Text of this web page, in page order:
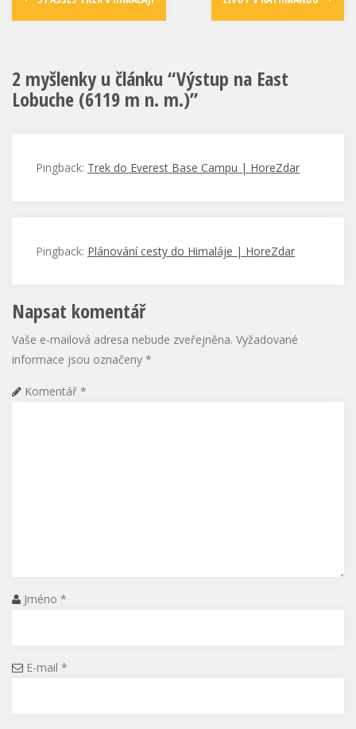
2 myšlenky u článku “Výstup na East
Lobuche (6119 m n. m.)”
Pingback: Trek do Everest Base Campu | HoreZdar
Pingback: Plánování cesty do Himaláje | HoreZdar
Napsat komentář
Vaše e-mailová adresa nebude zveřejněna. Vyžadované
informace jsou označeny *
Komentář *
Jméno *
E-mail *